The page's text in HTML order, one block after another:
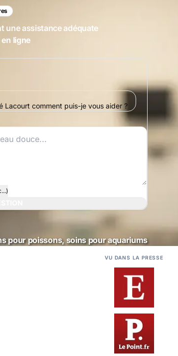
une assistance adéquate
ligne
Lacourt comment puis-je vous aider ?
pour poissons, soins pour aquariums
VU DANS LA PRESSE